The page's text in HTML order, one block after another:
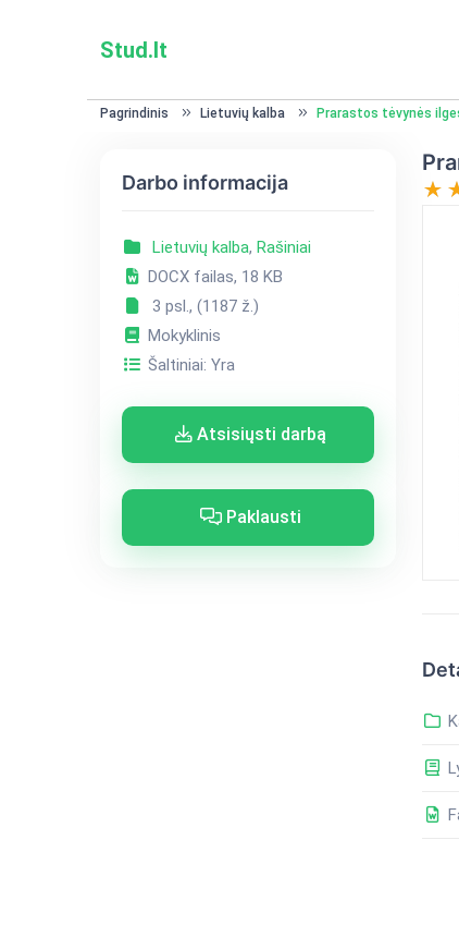
Stud.lt
Pagrindinis Lietuvių kalba Prarastos tėvynės
Darbo informacija
Lietuvių kalba, Rašiniai
DOCX failas, 18 KB
3 psl., (1187 ž.)
Mokyklinis
Šaltiniai: Yra
Atsisiųsti darbą
Paklausti